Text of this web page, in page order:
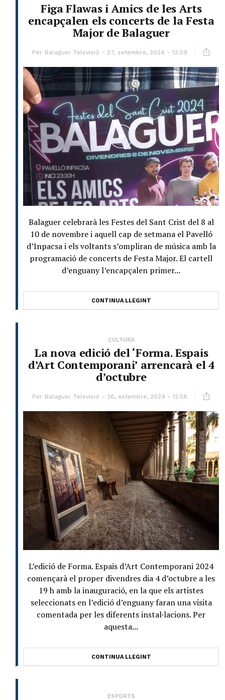
Figa Flawas i Amics de les Arts
encapçalen els concerts de la Festa
Major de Balaguer
Per Balaguer Televisió 27, setembre, 2024 - 13:09
Balaguer celebrarà les Festes del Sant Crist del 8 al
10 de novembre i aquell cap de setmana el Pavelló
d’Inpacsa i els voltants s’ompliran de música amb la
programació de concerts de Festa Major. El cartell
d’enguany l’encapçalen primer...
CONTINUA LLEGINT
CULTURA
La nova edició del ‘Forma. Espais
d’Art Contemporani’ arrencarà el 4
d’octubre
Per Balaguer Televisió 26, setembre, 2024 - 12:58
L’edició de Forma. Espais d’Art Contemporani 2024
començarà el proper divendres dia 4 d’octubre a les
19 h amb la inauguració, en la que els artistes
seleccionats en l’edició d’enguany faran una visita
comentada per les diferents instal·lacions. Per
aquesta...
CONTINUA LLEGINT
ESPORTS